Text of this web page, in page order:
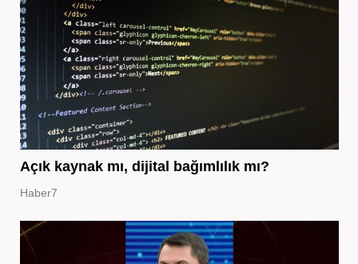
Açık kaynak mı, dijital bağımlılık mı?
Haber7